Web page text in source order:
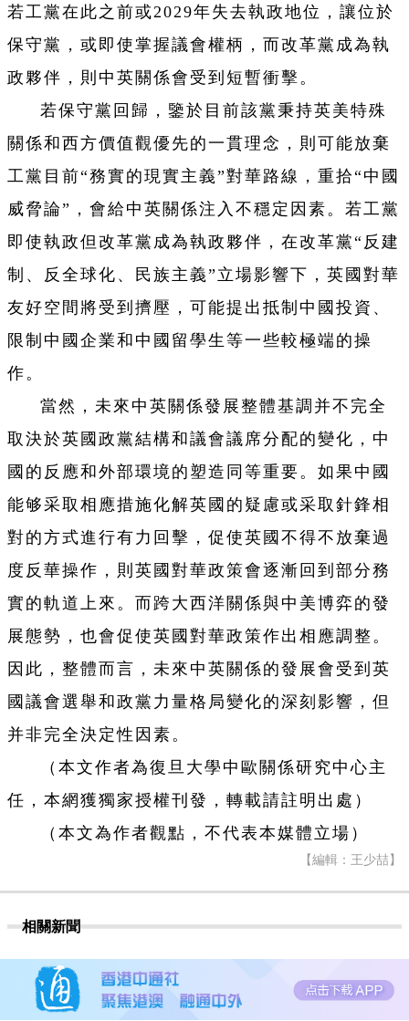
若工黨在此之前或2029年失去執政地位，讓位於
保守黨，或即使掌握議會權柄，而改革黨成為執
政夥伴，則中英關係會受到短暫衝擊。
若保守黨回歸，鑒於目前該黨秉持英美特殊
關係和西方價值觀優先的一貫理念，則可能放棄
工黨目前“務實的現實主義”對華路線，重拾“中國
威脅論”，會給中英關係注入不穩定因素。若工黨
即使執政但改革黨成為執政夥伴，在改革黨“反建
制、反全球化、民族主義”立場影響下，英國對華
友好空間將受到擠壓，可能提出抵制中國投資、
限制中國企業和中國留學生等一些較極端的操
作。
當然，未來中英關係發展整體基調并不完全
取決於英國政黨結構和議會議席分配的變化，中
國的反應和外部環境的塑造同等重要。如果中國
能够采取相應措施化解英國的疑慮或采取針鋒相
對的方式進行有力回擊，促使英國不得不放棄過
度反華操作，則英國對華政策會逐漸回到部分務
實的軌道上來。而跨大西洋關係與中美博弈的發
展態勢，也會促使英國對華政策作出相應調整。
因此，整體而言，未來中英關係的發展會受到英
國議會選舉和政黨力量格局變化的深刻影響，但
并非完全決定性因素。
（本文作者為復旦大學中歐關係研究中心主
任，本網獲獨家授權刊發，轉載請註明出處）
（本文為作者觀點，不代表本媒體立場）
【編輯：王少喆】
相關新聞